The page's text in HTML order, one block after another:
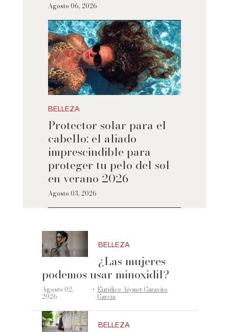
Agosto 06, 2026
BELLEZA
Protector solar para el
cabello: el aliado
imprescindible para
proteger tu pelo del sol
en verano 2026
Agosto 03, 2026
BELLEZA
¿Las mujeres
podemos usar minoxidil?
Agosto 02,
2026 ·Eurídice Aiymet Garavito
García
BELLEZA